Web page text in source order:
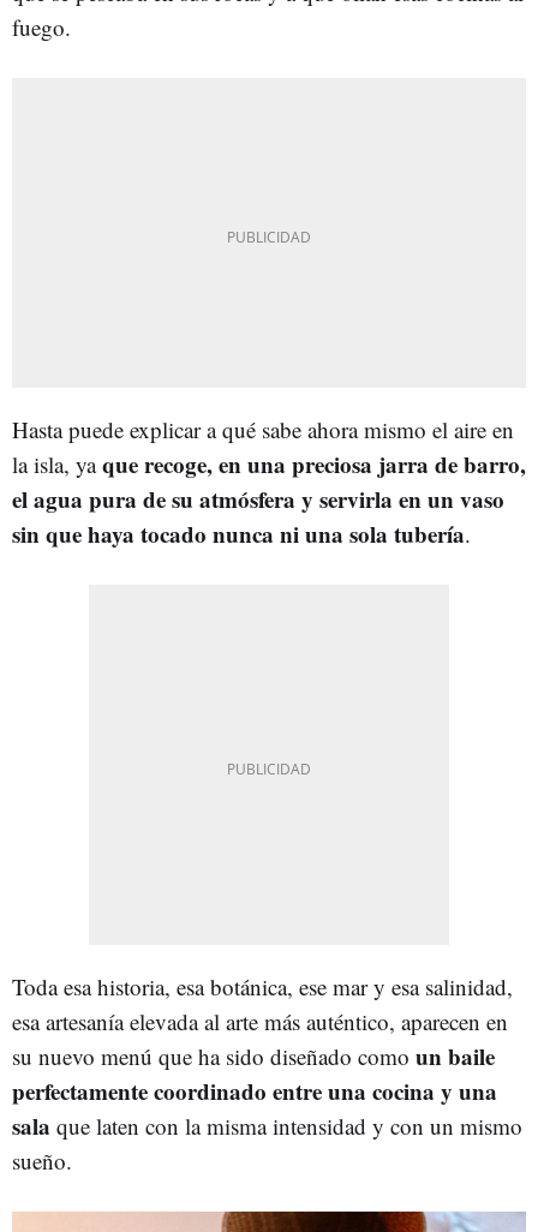
fuego.
Hasta puede explicar a qué sabe ahora mismo el aire en
la isla, yaque recoge, en una preciosa jarra de barro,
el agua pura de su atmósfera y servirla en un vaso
sin que haya tocado nunca ni una sola tubería.
Toda esa historia, esa botánica, ese mar y esa salinidad,
esa artesanía elevada al arte más auténtico, aparecen en
su nuevo menú que ha sido diseñado como un baile
perfectamente coordinado entre una cocina y una
sala que laten con la misma intensidad y con un mismo
sueño.